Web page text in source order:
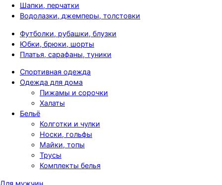
Шапки, перчатки
Водолазки, джемперы, толстовки
Футболки, рубашки, блузки
Юбки, брюки, шорты
Платья, сарафаны, туники
Спортивная одежда
Одежда для дома
Пижамы и сорочки
Халаты
Бельё
Колготки и чулки
Носки, гольфы
Майки, топы
Трусы
Комплекты белья
Для мужчин